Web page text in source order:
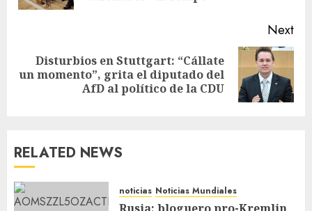
Next
Disturbios en Stuttgart: “Cállate
un momento”, grita el diputado del
AfD al político de la CDU
RELATED NEWS
noticias Noticias Mundiales
Rusia: bloguero pro-Kremlin